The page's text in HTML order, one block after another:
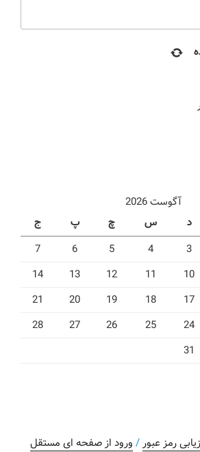
آگوست 2026
د س چ پ
ج
3
4
5
6
7
10
11
12
13
14
17
18
19
20
21
24
25
26
27
28
31
رمز عبور / ورود از صفحه ای مستقل